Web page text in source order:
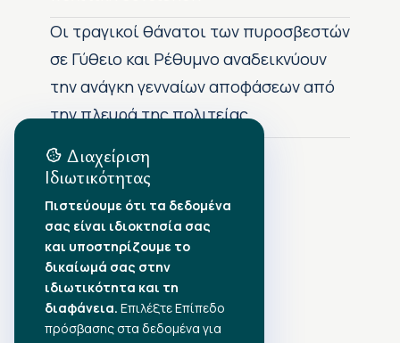
Οι τραγικοί θάνατοι των πυροσβεστών
σε Γύθειο και Ρέθυμνο αναδεικνύουν
την ανάγκη γενναίων αποφάσεων από
την πλευρά της πολιτείας
Αρχείο Δημοσιεύσεων
•Αύγουστος 2026
•Ιούλιος 2026
•Ιούνιος 2026
•Μάιος 2026
•Απρίλιος 2026
•Μάρτιος 2026
Διαχείριση
Ιδιωτικότητας
Πιστεύουμε ότι τα δεδομένα
σας είναι ιδιοκτησία σας
και υποστηρίζουμε το
δικαίωμά σας στην
ιδιωτικότητα και τη
διαφάνεια. Επιλέξτε Επίπεδο
πρόσβασης στα δεδομένα για